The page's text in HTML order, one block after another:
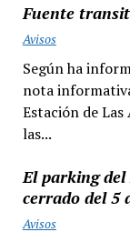
Fuente
Avisos
Según ha
nota
Estación de
las...
El parking
cerrado del 5
Avisos